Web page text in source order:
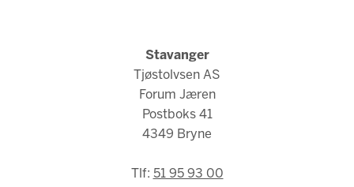
Stavanger
Tjøstolvsen AS
Forum Jæren
Postboks 41
4349 Bryne
Tlf: 51 95 93 00